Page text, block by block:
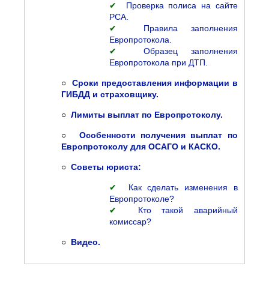
✔
Проверка полиса на сайте
РСА.
✔
Правила заполнения
Европротокола.
✔
Образец заполнения
Европротокола при ДТП.
○ Сроки предоставления информации в
ГИБДД и страховщику.
○Лимиты выплат по Европротоколу.
○ Особенности получения выплат по
Европротоколу для ОСАГО и КАСКО.
○Советы юриста:
✔
Как сделать изменения в
Европротоколе?
✔
Кто такой аварийный
комиссар?
○ Видео.